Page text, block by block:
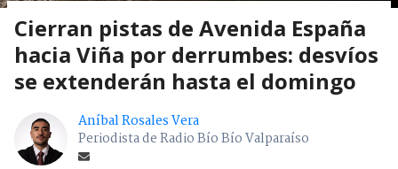
Cierran pistas de Avenida España
hacia Viña por derrumbes: desvíos
se extenderán hasta el domingo
Aníbal Rosales Vera
Periodista de Radio Bío Bío Valparaíso